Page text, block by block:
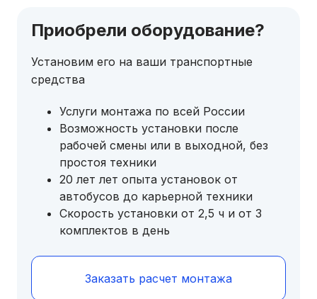
Приобрели оборудование?
Установим его на ваши транспортные
средства
Услуги монтажа по всей России
Возможность установки после
рабочей смены или в выходной, без
простоя техники
20 лет лет опыта установок от
автобусов до карьерной техники
Скорость установки от 2,5 ч и от 3
комплектов в день
Заказать расчет монтажа